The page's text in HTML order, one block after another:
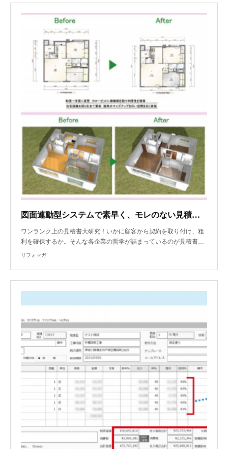
図面連動型システムで素早く、モレのない見積書を作成！
ワンランク上の見積書大研究！いかに顧客から契約を取り付け、粗
利を確保するか。そんな各企業の哲学が詰まっているのが見積書…
リフォマガ